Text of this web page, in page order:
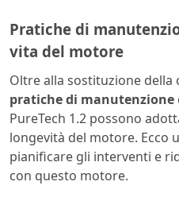
Pratiche di
vita del motore
Oltre alla sostituzione della
pratiche di manutenzione
PureTech 1.2 possono
longevità del motore. Ecco
pianificare gli interventi e
con questo motore.